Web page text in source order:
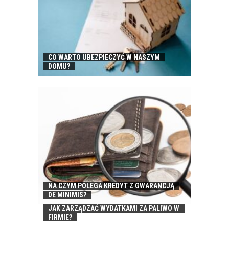
CO WARTO UBEZPIECZYĆ W NASZYM
DOMU?
NA CZYM POLEGA KREDYT Z GWARANCJĄ
DE MINIMIS?
JAK ZARZĄDZAĆ WYDATKAMI ZA PALIWO W
FIRMIE?